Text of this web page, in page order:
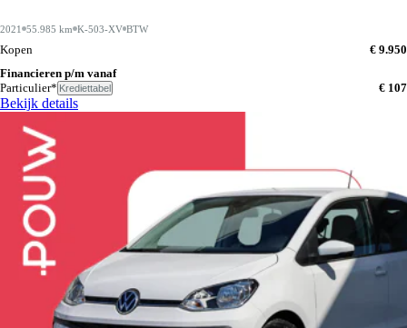
2021 55.985 km K-503-XV BTW
Kopen
€ 9.950
Financieren p/m vanaf
Particulier* Krediettabel € 107
Bekijk details